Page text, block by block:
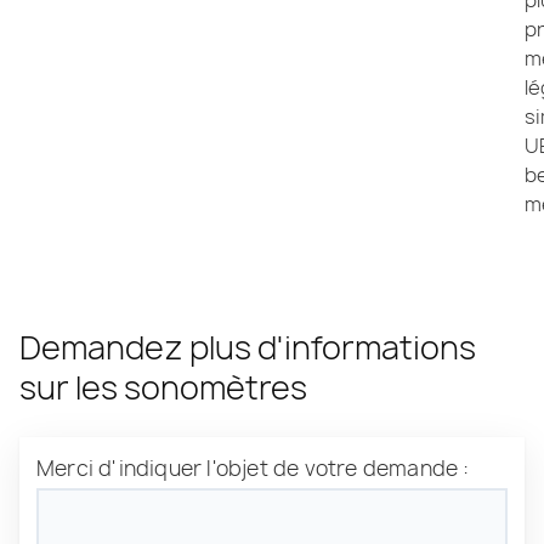
Demandez plus d'informations
sur les sonomètres
Merci d'indiquer l'objet de votre demande :